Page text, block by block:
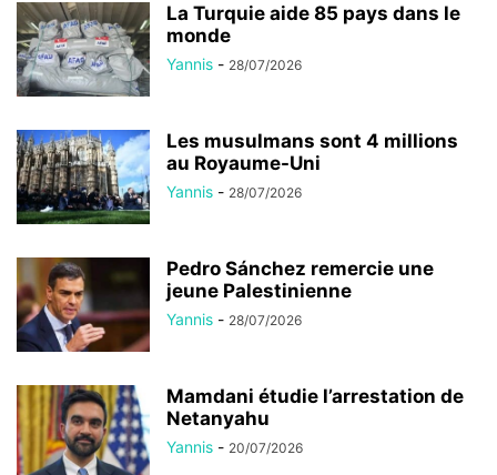
La Turquie aide 85 pays dans le
monde
Yannis - 28/07/2026
Les musulmans sont 4 millions
au Royaume-Uni
Yannis - 28/07/2026
Pedro Sánchez remercie une
jeune Palestinienne
Yannis - 28/07/2026
Mamdani étudie l’arrestation de
Netanyahu
Yannis - 20/07/2026